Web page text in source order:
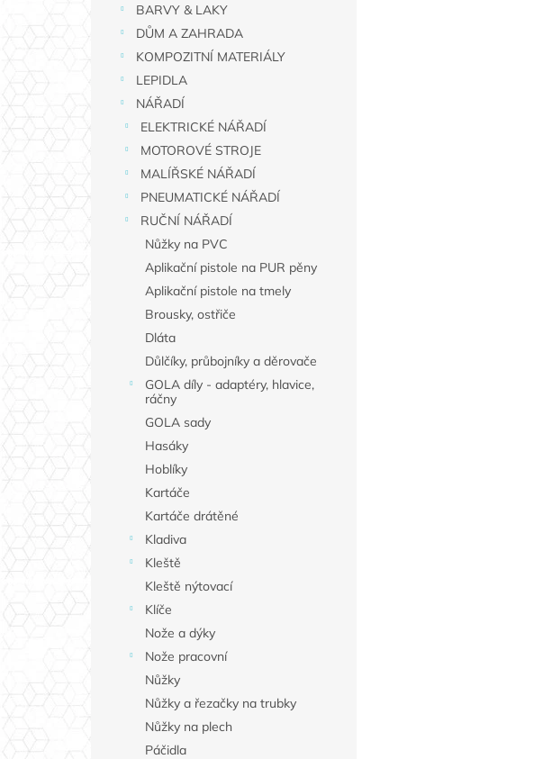
l
BARVY & LAKY
DŮM A ZAHRADA
KOMPOZITNÍ MATERIÁLY
LEPIDLA
NÁŘADÍ
ELEKTRICKÉ NÁŘADÍ
MOTOROVÉ STROJE
MALÍŘSKÉ NÁŘADÍ
PNEUMATICKÉ NÁŘADÍ
RUČNÍ NÁŘADÍ
Nůžky na PVC
Aplikační pistole na PUR pěny
Aplikační pistole na tmely
Brousky, ostřiče
Dláta
Důlčíky, průbojníky a děrovače
GOLA díly - adaptéry, hlavice,
ráčny
GOLA sady
Hasáky
Hoblíky
Kartáče
Kartáče drátěné
Kladiva
Kleště
Kleště nýtovací
Klíče
Nože a dýky
Nože pracovní
Nůžky
Nůžky a řezačky na trubky
Nůžky na plech
Páčidla